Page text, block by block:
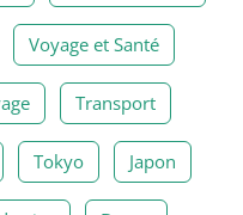
Voyage et Santé
Transport
Tokyo Japon